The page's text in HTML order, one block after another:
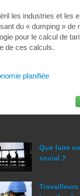
les industries et les
du « dumping » de
pour le calcul de
de ces calculs.
planifiée
Que faire
social ?